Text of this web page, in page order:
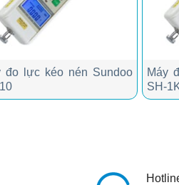
đo lực kéo nén Sundoo
Máy
SH-